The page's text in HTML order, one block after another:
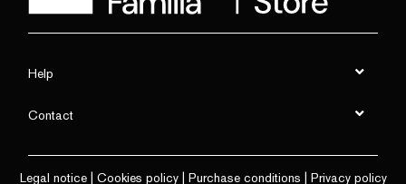
Help
Contact
Legal notice| Cookies policy| Purchase conditions Privacy policy